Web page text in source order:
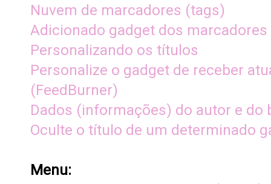
Nuvem de marcadores (tags)
Adicionado gadget dos
Personalizando os títulos
Personalize o gadget de receber
(FeedBurner)
Dados (informações) do autor e do
Oculte o título de um determinado
Menu: